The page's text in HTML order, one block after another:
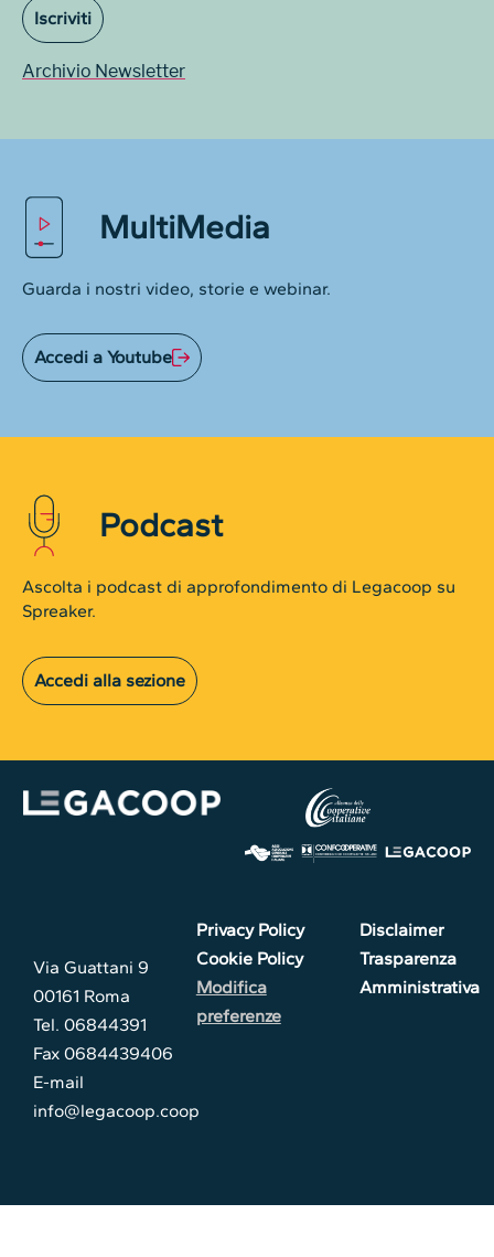
Iscriviti
Archivio Newsletter
MultiMedia
Guarda i nostri video, storie e webinar.
Accedi a Youtube
Podcast
Ascolta i podcast di approfondimento di Legacoop su
Spreaker.
Accedi alla sezione
Via Guattani 9
00161 Roma
Tel. 06844391
Fax 0684439406
E-mail
info@legacoop.coop
Privacy Policy
Cookie Policy
Modifica
preferenze
Disclaimer
Trasparenza
Amministrativa